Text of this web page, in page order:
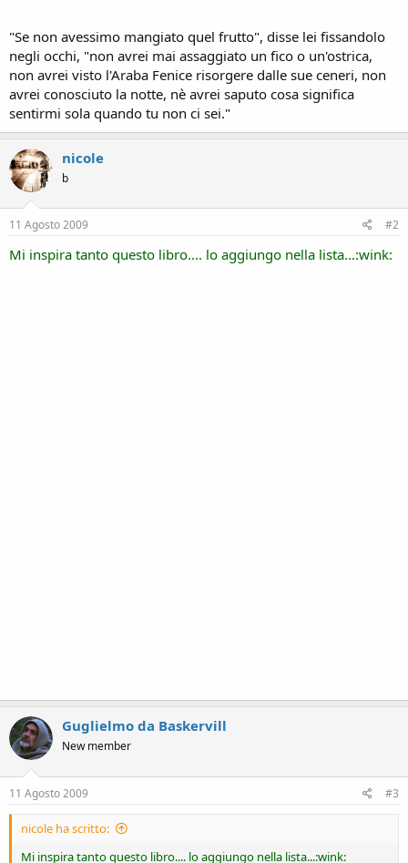
"Se non avessimo mangiato quel frutto", disse lei fissandolo
negli occhi, "non avrei mai assaggiato un fico o un'ostrica,
non avrei visto l'Araba Fenice risorgere dalle sue ceneri, non
avrei conosciuto la notte, nè avrei saputo cosa significa
sentirmi sola quando tu non ci sei."
nicole
b
11 Agosto 2009 #2
Mi inspira tanto questo libro.... lo aggiungo nella lista...:wink:
Guglielmo da Baskervill
New member
11 Agosto 2009 #3
nicole ha scritto:
Mi inspira tanto questo libro.... lo aggiungo nella lista...:wink: